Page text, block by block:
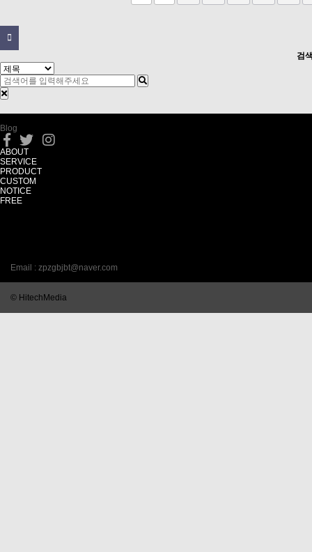
검
Blog
ABOUT
SERVICE
PRODUCT
CUSTOM
NOTICE
FREE
Email : zpzgbjbt@naver.com
© HitechMedia